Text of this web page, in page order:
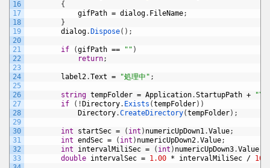
16
17
18
19
20
21
22
23
24
25
26
27
28
29
30
31
32
33
{
gifPath = dialog. FileName;
}
dialog. Dispose( ) ;
if (gifPath == "" )
return;
label2.Text = "処理中" ;
string tempFolder = Application.StartupPath +
if
( ! Directory. Exists (tempFolder) )
Directory.CreateDirectory(tempFolder) ;
int startSec = ( int ) numericUpDown1.Value;
int endSec = ( int ) numericUpDown2.Value;
int
intervalMiliSec = ( int ) numericUpDown3.Value
double intervalSec = 1.00 * intervalMiliSec /